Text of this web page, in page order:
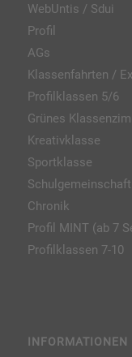
WebUntis / Sdui
Profil
AGs
Klassenfahrten /
Profilklassen 5/6
Grünes
Kreativklasse
Sportklasse
Schulgemeinschaft
Chronik
Profil MINT (ab 7
Profilklassen 7-10
INFORMATIONEN